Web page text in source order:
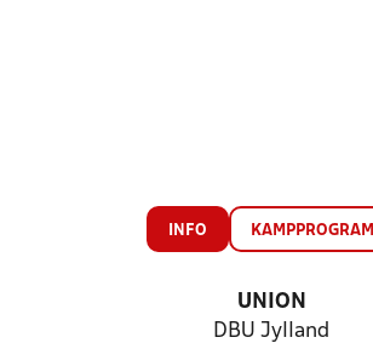
INFO KAMPPROGRAM
UNION
DBU Jylland